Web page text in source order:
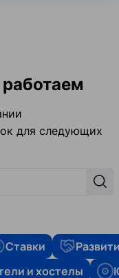
для следующих
Ставки
и хостелы